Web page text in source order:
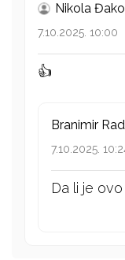
Nikola
7.10.2025. 10:00
👍
Branimir
7.10.2025.
Da li je